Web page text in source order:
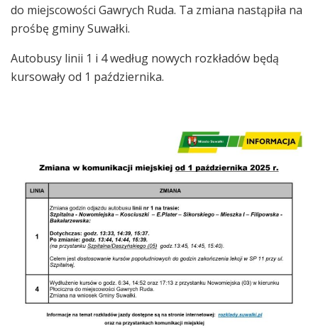
do miejscowości Gawrych Ruda. Ta zmiana nastąpiła na
prośbę gminy Suwałki.
Autobusy linii 1 i 4 według nowych rozkładów będą
kursowały od 1 października.